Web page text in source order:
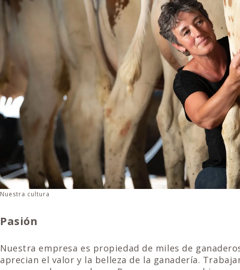
Nuestra cultura
Pasión
Nuestra empresa es propiedad de miles de
aprecian el valor y la belleza de la ganadería.